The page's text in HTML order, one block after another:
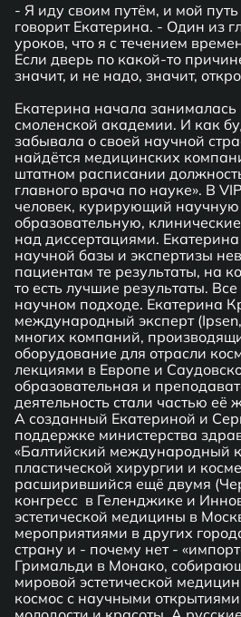
- Я иду своим путём, и мой
говорит Екатерина. - Один из
уроков, что я с течением
Если дверь по какой-то
значит, и не надо, значит,
Екатерина начала
смоленской академии. И как
забывала о своей научной
найдётся медицинских
штатном расписании
главного врача по науке». В
человек, курирующий научную
образовательную,
над диссертациями. Екатерина
научной базы и экспертизы
пациентам те результаты, на
то есть лучшие результаты.
научном подходе. Екатерина
международный эксперт
многих компаний,
оборудование для отрасли
лекциями в Европе и
образовательная и
деятельность стали частью её
А созданный Екатериной и
поддержке министерства
«Балтийский международный
пластической хирургии и
расширившийся ещё двумя
конгресс в Геленджике и
эстетической медицины в
мероприятиями в других
страну и - почему нет -
Гримальди в Монако,
мировой эстетической
космос с научными